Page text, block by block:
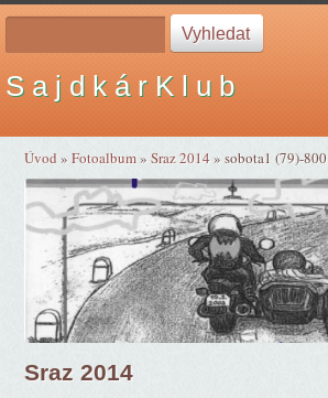
S a j d k á r K l u b
Úvod »Fotoalbum»Sraz 2014»sobota1 (79)-800
Sraz 2014